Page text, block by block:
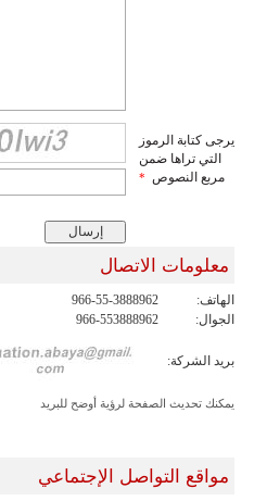
يرجى كتابة الرموز
التي تراها ضمن
مربع النصوص *
معلومات الاتصال
الهاتف:
966-55-3888962
الجوال:
966-553888962
بريد الشركة:
يمكنك تحديث الصفحة لرؤية أوضح للبريد
مواقع التواصل الإجتماعي